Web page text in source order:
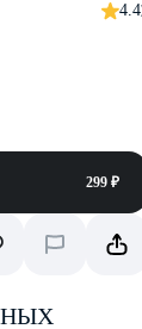
4.4
299 ₽